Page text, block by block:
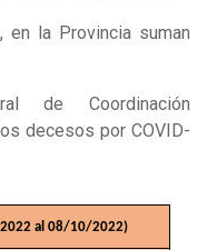
en la Provincia suman
de Coordinación
decesos por COVID-
al 08/10/2022)